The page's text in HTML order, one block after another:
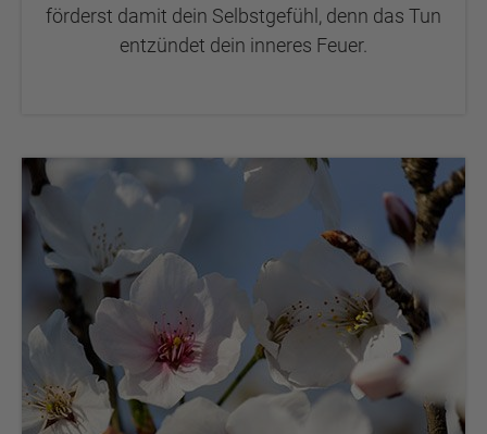
förderst damit dein Selbstgefühl, denn das Tun
entzündet dein inneres Feuer.